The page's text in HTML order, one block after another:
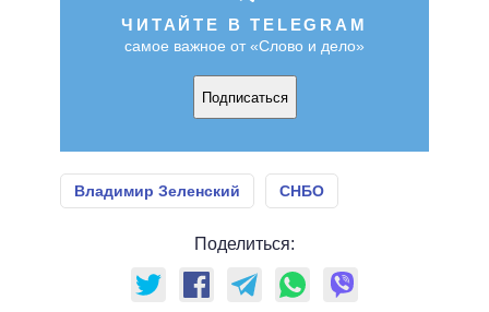
ЧИТАЙТЕ В TELEGRAM
самое важное от «Слово и дело»
Подписаться
Владимир Зеленский СНБО
Поделиться: